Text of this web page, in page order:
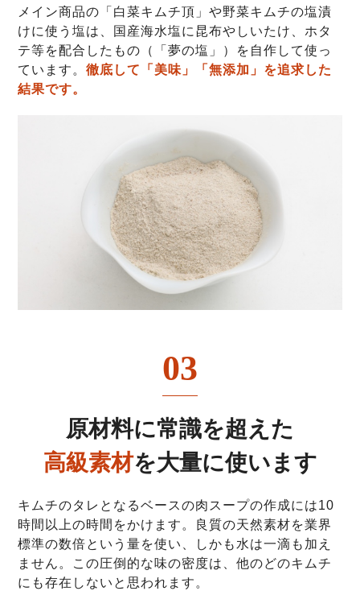
メイン商品の「白菜キムチ頂」や野菜キムチの塩漬
けに使う塩は、国産海水塩に昆布やしいたけ、ホタ
テ等を配合したもの（「夢の塩」）を自作して使っ
ています。徹底して「美味」「無添加」を追求した
結果です。
03
原材料に常識を超えた
高級素材を大量に使います
キムチのタレとなるベースの肉スープの作成には10
時間以上の時間をかけます。良質の天然素材を業界
標準の数倍という量を使い、しかも水は一滴も加え
ません。この圧倒的な味の密度は、他のどのキムチ
にも存在しないと思われます。